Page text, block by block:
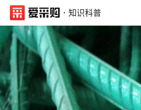
· 知识科普